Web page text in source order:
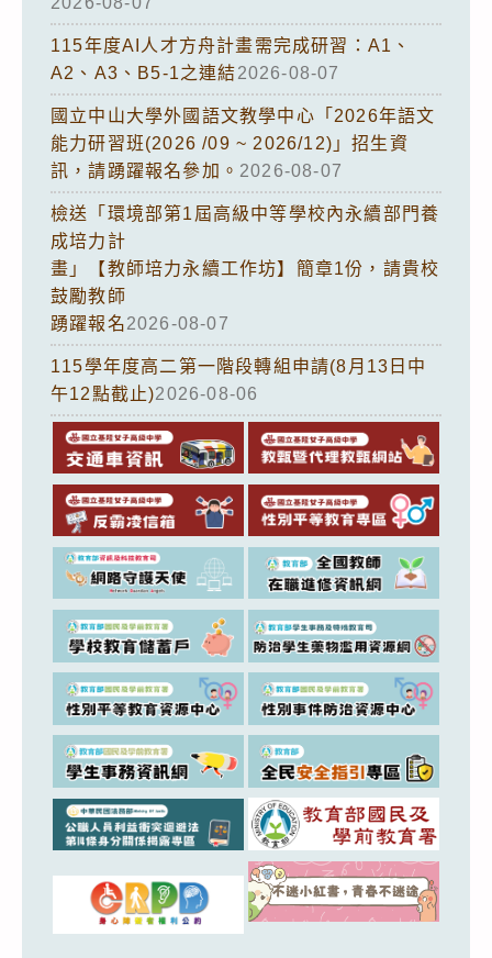
115年度AI人才方舟計畫需完成研習：A1、
A2、A3、B5-1之連結2026-08-07
國立中山大學外國語文教學中心「2026年語文
能力研習班(2026 /09 ~ 2026/12)」招生資
訊，請踴躍報名參加。 2026-08-07
檢送「環境部第1屆高級中等學校內永續部門養
成培力計
畫」【教師培力永續工作坊】簡章1份，請貴校
鼓勵教師
踴躍報名2026-08-07
115學年度高二第一階段轉組申請(8月13日中
午12點截止)2026-08-06